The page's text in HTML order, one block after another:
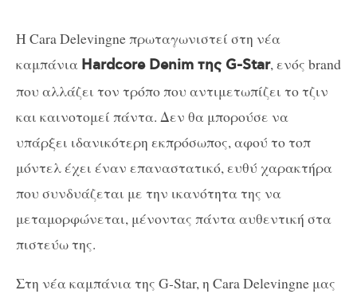
H Cara Delevingne πρωταγωνιστεί στη νέα
καμπάνια Hardcore Denim της G-Star, ενός brand
που αλλάζει τον τρόπο που αντιμετωπίζει το τζιν
και καινοτομεί πάντα. Δεν θα μπορούσε να
υπάρξει ιδανικότερη εκπρόσωπος, αφού το τοπ
μόντελ έχει έναν επαναστατικό, ευθύ χαρακτήρα
που συνδυάζεται με την ικανότητα της να
μεταμορφώνεται, μένοντας πάντα αυθεντική στα
πιστεύω της.
Στη νέα καμπάνια της G-Star, η Cara Delevingne μας